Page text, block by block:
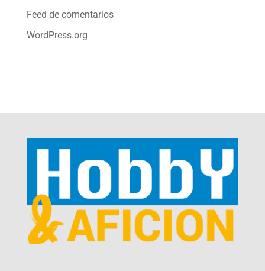
Feed de comentarios
WordPress.org